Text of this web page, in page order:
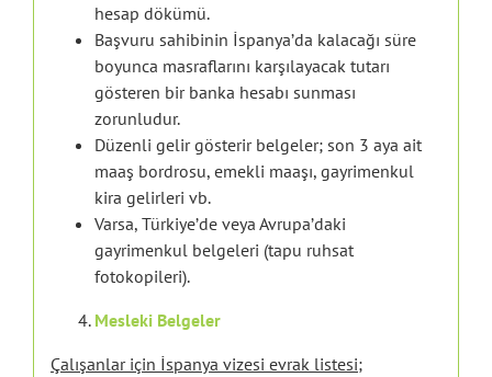
hesap dökümü.
Başvuru sahibinin İspanya’da kalacağı süre
boyunca masraflarını karşılayacak tutarı
gösteren bir banka hesabı sunması
zorunludur.
Düzenli gelir gösterir belgeler; son 3 aya ait
maaş bordrosu, emekli maaşı, gayrimenkul
kira gelirleri vb.
Varsa, Türkiye’de veya Avrupa’daki
gayrimenkul belgeleri (tapu ruhsat
fotokopileri).
Mesleki Belgeler
Çalışanlar için İspanya vizesi evrak listesi;